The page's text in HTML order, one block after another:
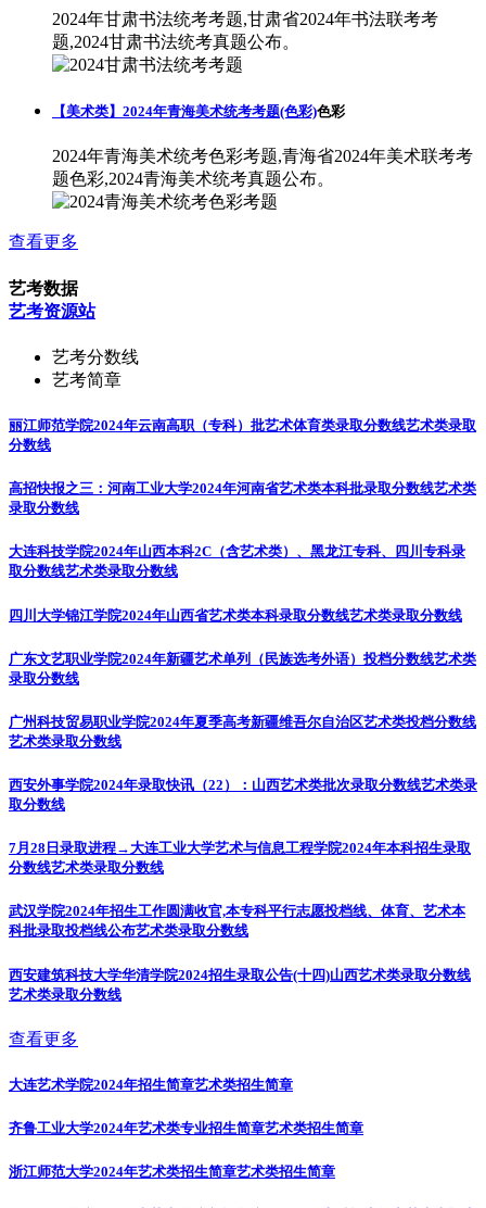
2024年甘肃书法统考考题,甘肃省2024年书法联考考
题,2024甘肃书法统考真题公布。
【美术类】2024年青海美术统考考题(色彩)色彩
2024年青海美术统考色彩考题,青海省2024年美术联考考
题色彩,2024青海美术统考真题公布。
查看更多
艺考数据
艺考资源站
艺考分数线
艺考简章
丽江师范学院2024年云南高职（专科）批艺术体育类录取分数线艺术类录取
分数线
高招快报之三：河南工业大学2024年河南省艺术类本科批录取分数线艺术类
录取分数线
大连科技学院2024年山西本科2C（含艺术类）、黑龙江专科、四川专科录
取分数线艺术类录取分数线
四川大学锦江学院2024年山西省艺术类本科录取分数线艺术类录取分数线
广东文艺职业学院2024年新疆艺术单列（民族选考外语）投档分数线艺术类
录取分数线
广州科技贸易职业学院2024年夏季高考新疆维吾尔自治区艺术类投档分数线
艺术类录取分数线
西安外事学院2024年录取快讯（22）：山西艺术类批次录取分数线艺术类录
取分数线
7月28日录取进程→大连工业大学艺术与信息工程学院2024年本科招生录取
分数线艺术类录取分数线
武汉学院2024年招生工作圆满收官,本专科平行志愿投档线、体育、艺术本
科批录取投档线公布艺术类录取分数线
西安建筑科技大学华清学院2024招生录取公告(十四)山西艺术类录取分数线
艺术类录取分数线
查看更多
大连艺术学院2024年招生简章艺术类招生简章
齐鲁工业大学2024年艺术类专业招生简章艺术类招生简章
浙江师范大学2024年艺术类招生简章艺术类招生简章